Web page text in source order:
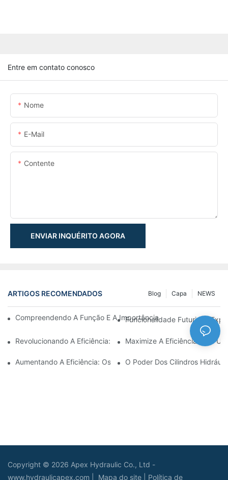
Entre em contato conosco
Nome
E-Mail
Contente
ENVIAR INQUÉRITO AGORA
ARTIGOS RECOMENDADOS NEWS
Capa
Blog
Compreendendo A Função E A Importância Dos Cilindros
Funcionalidade Futurista:
Revolucionando A Eficiência: O Cilindro Telescópico Elétrico
Maximize A Eficiência Com
Aumentando A Eficiência: Os Benefícios De Um Cilindro
O Poder Dos Cilindros
Copyright © 2026 Apex Hydraulic Co., Ltd -
www.hydraulicapex.com | Mapa do site Política de